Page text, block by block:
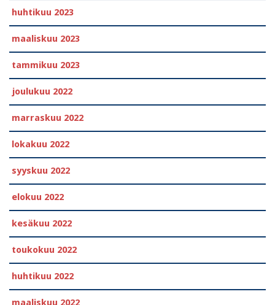
huhtikuu 2023
maaliskuu 2023
tammikuu 2023
joulukuu 2022
marraskuu 2022
lokakuu 2022
syyskuu 2022
elokuu 2022
kesäkuu 2022
toukokuu 2022
huhtikuu 2022
maaliskuu 2022